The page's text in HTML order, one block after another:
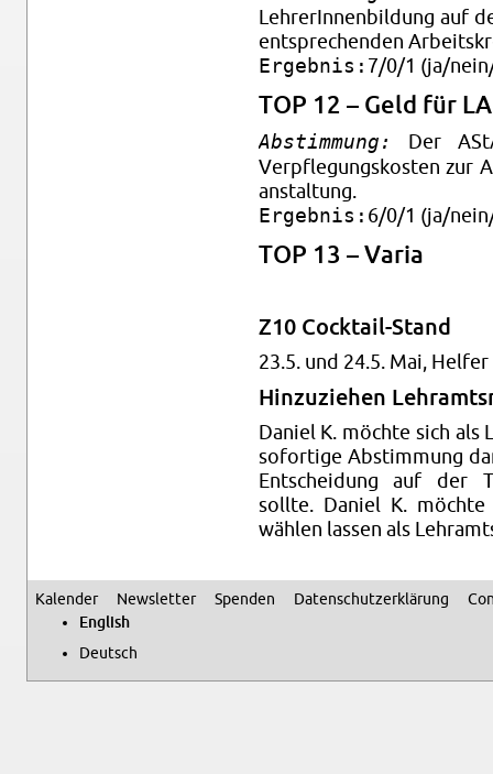
LehrerIn­nen­bil­dung auf
entsprechen­den
Ergebnis: 7/0/1 (ja/
TOP 12 – Geld für
Abstimmung:
Der
Verpfle­gungskosten zur
anstal­tung.
Ergebnis: 6/0/1 (ja/
TOP 13 – Varia
Z10 Cock­tail-Stand
23.5. und 24.5. Mai,
Hinzuziehen
Daniel K. möchte sich als
so­for­tige Ab­stim­mung
Entschei­dung auf der
sollte. Daniel K.
wählen lassen als
Sec­ondary menu
Kalen­der Newslet­ter Spenden Daten­schutzerklärung
Eng­lish
Deutsch